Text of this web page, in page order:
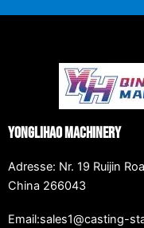
Yonglihao Machinery
Adresse: Nr. 19 Ruijin
China 266043
Email:sales1@casting-